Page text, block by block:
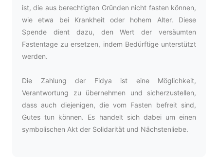
ist, die aus berechtigten Gründen nicht fasten können,
wie etwa bei Krankheit oder hohem Alter. Diese
Spende dient dazu, den Wert der versäumten
Fastentage zu ersetzen, indem Bedürftige unterstützt
werden.
Die Zahlung der Fidya ist eine Möglichkeit,
Verantwortung zu übernehmen und sicherzustellen,
dass auch diejenigen, die vom Fasten befreit sind,
Gutes tun können. Es handelt sich dabei um einen
symbolischen Akt der Solidarität und Nächstenliebe.